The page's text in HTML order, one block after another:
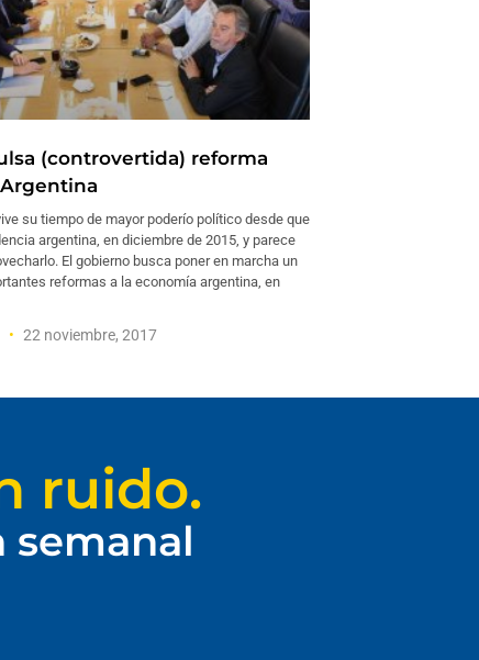
(controvertida) reforma
su tiempo de mayor poderío político desde que
argentina, en diciembre de 2015, y parece
El gobierno busca poner en marcha un
reformas a la economía argentina, en
22 noviembre, 2017
ruido.